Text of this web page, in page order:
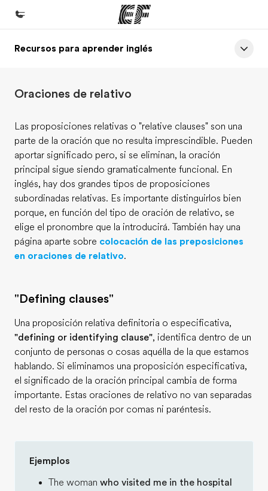
Inicio
Programas
Oficinas
Encuentra una oficina
Sobre nosotros
Trabajos
Únete al equipo
Recursos para aprender inglés
Oraciones de relativo
Las proposiciones relativas o "relative clauses" son una
parte de la oración que no resulta imprescindible. Pueden
aportar significado pero, si se eliminan, la oración
principal sigue siendo gramaticalmente funcional. En
inglés, hay dos grandes tipos de proposiciones
subordinadas relativas. Es importante distinguirlos bien
porque, en función del tipo de oración de relativo, se
elige el pronombre que la introducirá. También hay una
página aparte sobre colocación de las preposiciones
en oraciones de relativo.
"Defining clauses"
Una proposición relativa definitoria o especificativa,
"defining or identifying clause", identifica dentro de un
conjunto de personas o cosas aquélla de la que estamos
hablando. Si eliminamos una proposición especificativa,
el significado de la oración principal cambia de forma
importante. Estas oraciones de relativo no van separadas
del resto de la oración por comas ni paréntesis.
Ejemplos
The woman who visited me in the hospital